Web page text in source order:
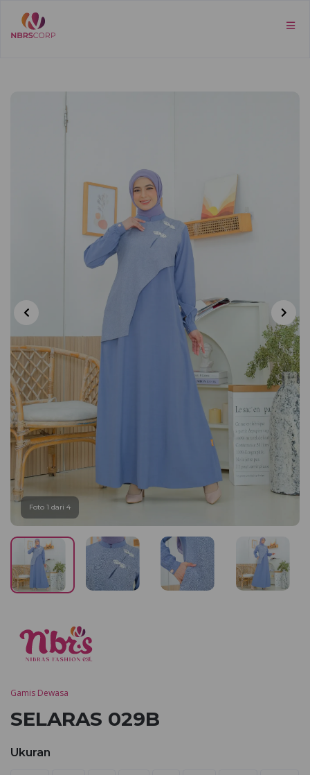
Foto 1 dari 4
Gamis Dewasa
SELARAS 029B
Ukuran